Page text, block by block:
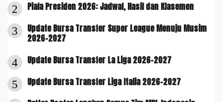
2 Piala Presiden 2026: Jadwal, Hasil dan Klasemen
3
Update Bursa Transfer Super League Menuju Musim
2026-2027
4 Update Bursa Transfer La Liga 2026-2027
5 Update Bursa Transfer Liga Italia 2026-2027